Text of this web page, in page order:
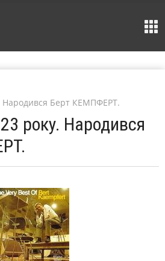
Народився Берт КЕМПФЕРТ.
року. Народився